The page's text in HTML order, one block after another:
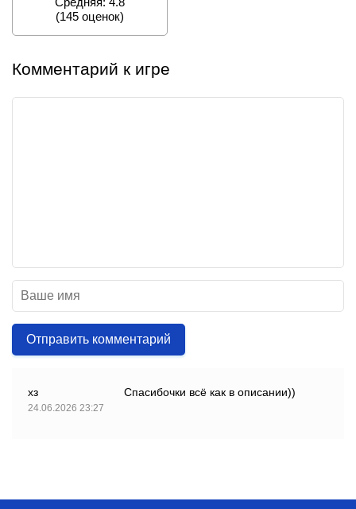
(145 оценок)
Комментарий к игре
Отправить комментарий
хз
24.06.2026 23:27
Спасибочки всё как в описании))